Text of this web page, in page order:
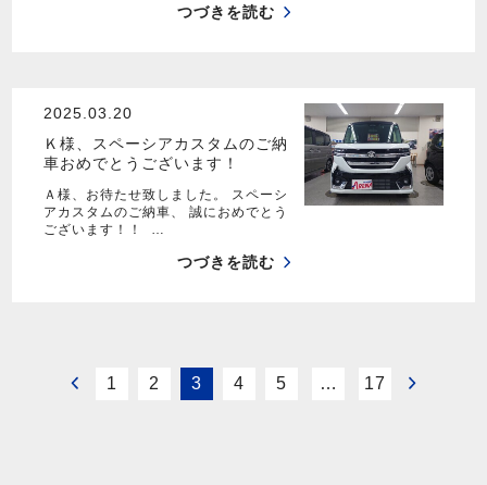
つづきを読む
2025.03.20
Ｋ様、スペーシアカスタムのご納
車おめでとうございます！
Ａ様、お待たせ致しました。 スペーシ
アカスタムのご納車、 誠におめでとう
ございます！！ …
つづきを読む
1 2 3 4 5 … 17